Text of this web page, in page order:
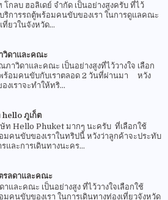
กลบ ฮอลิเดย์ จำกัด เป็นอย่างสูงครับ ที่ไว้
บริการรถตู้พร้อมคนขับของเรา ในการดูแลคณะ
ที่ยวในจังหวัด...
ดาและคณะ
วิดาและคณะ เป็นอย่างสูงที่ไว้วางใจ เลือก
ร้อมคนขับกับเราตลอด 2 วันที่ผ่านมา หวัง
งเราจะทำให้ทริ...
ภูเก็ต
Hello Phuket มากๆ นะครับ ที่เลือกใช้
มคนขับของเราในทริปนี้ หวังว่าลูกค้าจะประทับ
และการเดินทางนะคร...
ลดาและคณะ
และคณะ เป็นอย่างสูง ที่ไว้วางใจเลือกใช้
มคนขับของเรา ในการเดินทางท่องเที่ยวจังหวัด